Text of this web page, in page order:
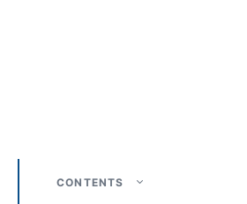
CONTENTS